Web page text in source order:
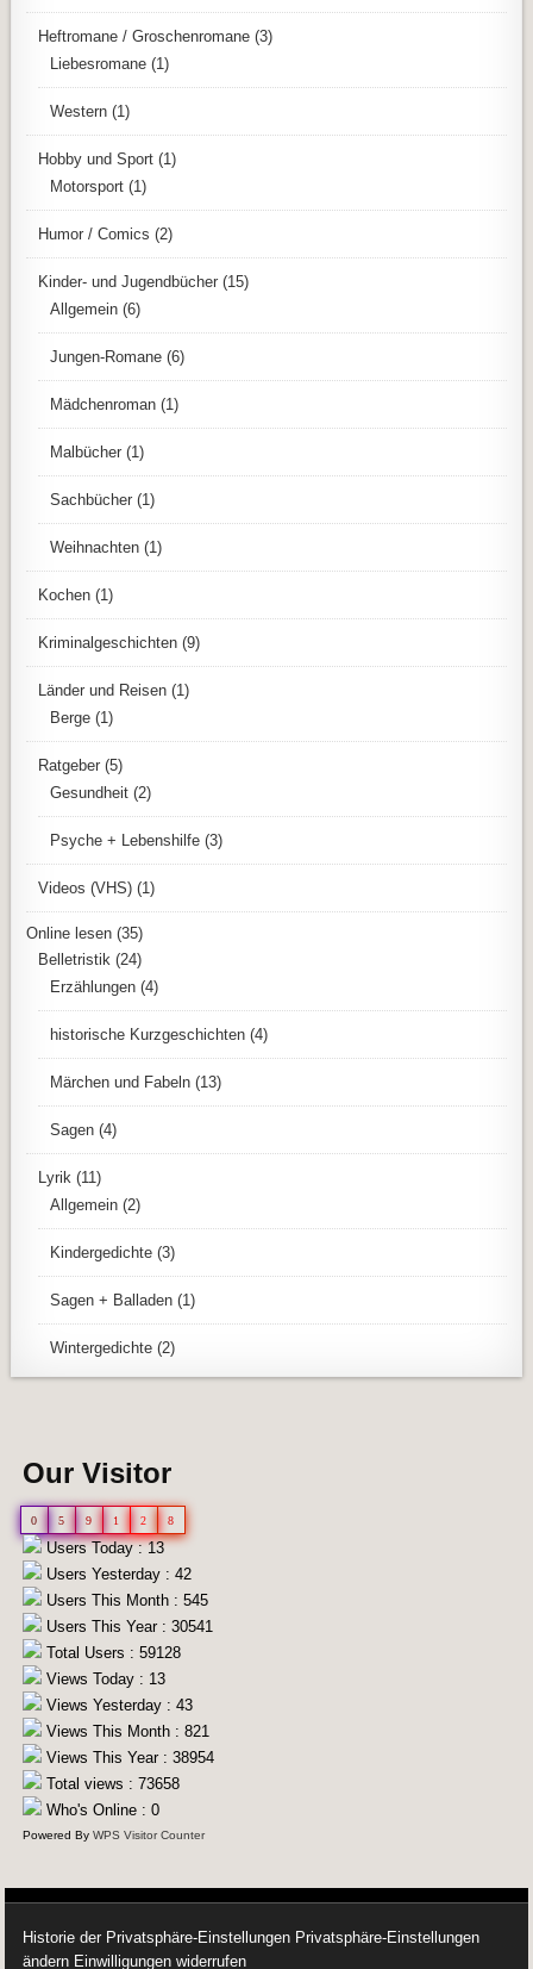
Heftromane / Groschenromane (3)
Liebesromane (1)
Western (1)
Hobby und Sport (1)
Motorsport (1)
Humor / Comics (2)
Kinder- und Jugendbücher (15)
Allgemein (6)
Jungen-Romane (6)
Mädchenroman (1)
Malbücher (1)
Sachbücher (1)
Weihnachten (1)
Kochen (1)
Kriminalgeschichten (9)
Länder und Reisen (1)
Berge (1)
Ratgeber (5)
Gesundheit (2)
Psyche + Lebenshilfe (3)
Videos (VHS) (1)
Online lesen (35)
Belletristik (24)
Erzählungen (4)
historische Kurzgeschichten (4)
Märchen und Fabeln (13)
Sagen (4)
Lyrik (11)
Allgemein (2)
Kindergedichte (3)
Sagen + Balladen (1)
Wintergedichte (2)
Our Visitor
0 5 9 1 2 8
Users Today : 13
Users Yesterday : 42
Users This Month : 545
Users This Year : 30541
Total Users : 59128
Views Today : 13
Views Yesterday : 43
Views This Month : 821
Views This Year : 38954
Total views : 73658
Who's Online : 0
Powered ByWPS Visitor Counter
Historie der Privatsphäre-Einstellungen Privatsphäre-Einstellungen
ändern Einwilligungen widerrufen